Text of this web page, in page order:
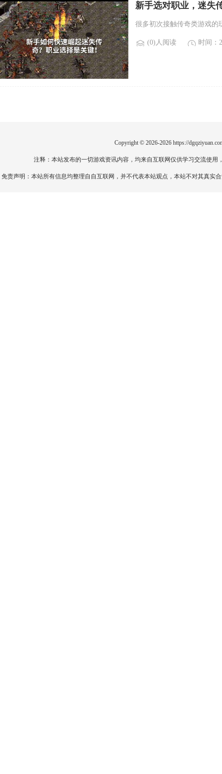
新手选对职业，迷失
很多初次接触传奇类游戏的
(0)人阅读 时间：
Copyright © 2026-2026 https://
注释：本站发布的一切游戏资讯内容，均来自互联网仅供学习交流使
免责声明：本站所有信息均整理自自互联网，并不代表本站观点，本站不对其真实